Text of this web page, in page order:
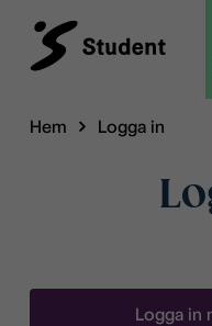
Hem Logga in
Logga in